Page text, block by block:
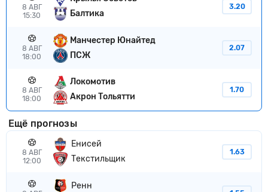
8 АВГ
15:30
Балтика
3.20
8 АВГ
18:00
Манчестер Юнайтед
ПСЖ
2.07
8 АВГ
18:00
Локомотив
Акрон Тольятти
1.70
Ещё прогнозы
8 АВГ
12:00
Енисей
Текстильщик
1.63
Ренн